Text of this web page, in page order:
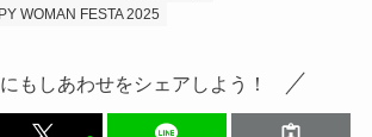
WOMAN FESTA 2025
もしあわせをシェアしよう！